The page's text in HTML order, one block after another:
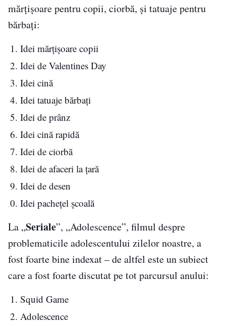
mărțișoare pentru copii, ciorbă, și tatuaje pentru
bărbați:
Idei mărțișoare copii
Idei de Valentines Day
Idei cină
Idei tatuaje bărbați
Idei de prânz
Idei cină rapidă
Idei de ciorbă
Idei de afaceri la țară
Idei de desen
Idei pachețel școală
La „Seriale”, „Adolescence”, filmul despre
problematicile adolescentului zilelor noastre, a
fost foarte bine indexat – de altfel este un subiect
care a fost foarte discutat pe tot parcursul anului:
Squid Game
Adolescence